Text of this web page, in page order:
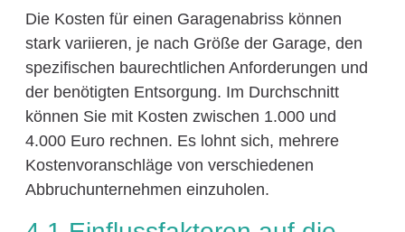
Die Kosten für einen Garagenabriss können
stark variieren, je nach Größe der Garage, den
spezifischen baurechtlichen Anforderungen und
der benötigten Entsorgung. Im Durchschnitt
können Sie mit Kosten zwischen 1.000 und
4.000 Euro rechnen. Es lohnt sich, mehrere
Kostenvoranschläge von verschiedenen
Abbruchunternehmen einzuholen.